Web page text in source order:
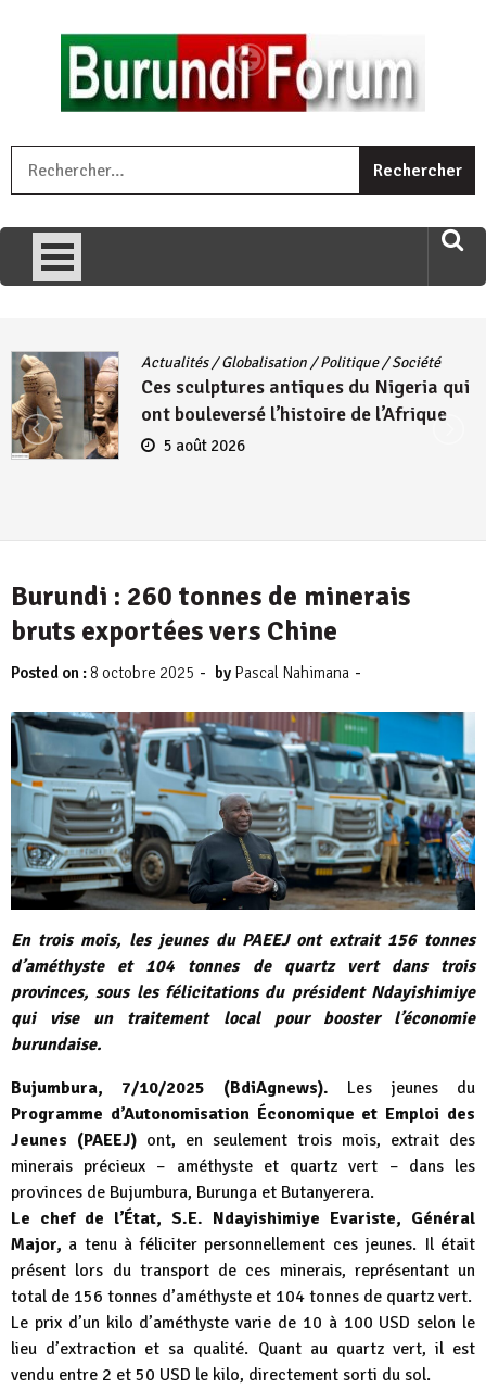
umariye umuryango wawe canke igihugu cakwibarutse .Wewe
uri ngaha ndagusigiye iki kibazo : Uriko ukora iki kugira ngo
Actualités/Globalisation /Politique/Société
Ces sculptures antiques du Nigeria qui
ont bouleversé l’histoire de l’Afrique
5 août 2026
Burundi : 260 tonnes de minerais
bruts exportées vers Chine
Posted on : 8 octobre 2025 - by Pascal Nahimana -
En trois mois, les jeunes du PAEEJ ont extrait 156 tonnes
d’améthyste et 104 tonnes de quartz vert dans trois
provinces, sous les félicitations du président Ndayishimiye
qui vise un traitement local pour booster l’économie
burundaise.
Bujumbura, 7/10/2025 (BdiAgnews). Les jeunes du
Programme d’Autonomisation Économique et Emploi des
Jeunes (PAEEJ) ont, en seulement trois mois, extrait des
minerais précieux – améthyste et quartz vert – dans les
provinces de Bujumbura, Burunga et Butanyerera.
Le chef de l’État, S.E. Ndayishimiye Evariste, Général
Major, a tenu à féliciter personnellement ces jeunes. Il était
présent lors du transport de ces minerais, représentant un
total de 156 tonnes d’améthyste et 104 tonnes de quartz vert.
Le prix d’un kilo d’améthyste varie de 10 à 100 USD selon le
lieu d’extraction et sa qualité. Quant au quartz vert, il est
vendu entre 2 et 50 USD le kilo, directement sorti du sol.